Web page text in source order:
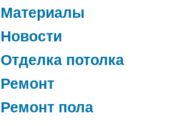
Материалы
Новости
Отделка потолка
Ремонт
Ремонт пола